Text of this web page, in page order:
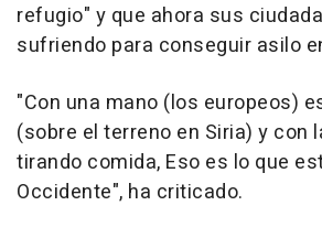
refugio" y que ahora sus
sufriendo para conseguir asilo
"Con una mano (los europeos)
(sobre el terreno en Siria) y con
tirando comida, Eso es lo que
Occidente", ha criticado.